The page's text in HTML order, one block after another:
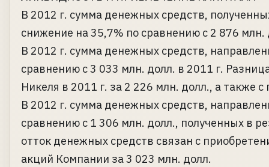
В 2012 г. сумма денежных средств,
снижение на 35,7% по сравнению с 2 876 млн.
В 2012 г. сумма денежных средств,
сравнению с 3 033 млн. долл. в 2011 г.
Никеля в 2011 г. за 2 226 млн. долл., а также
В 2012 г. сумма денежных средств,
сравнению с 1 306 млн. долл., полученных в
отток денежных средств связан с
акций Компании за 3 023 млн. долл.